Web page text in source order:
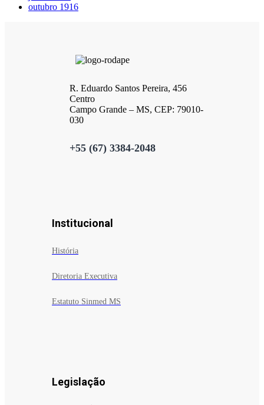
outubro 1916
R. Eduardo Santos Pereira, 456
Centro
Campo Grande – MS, CEP: 79010-
030
+55 (67) 3384-2048
Institucional
História
Diretoria Executiva
Estatuto Sinmed MS
Legislação